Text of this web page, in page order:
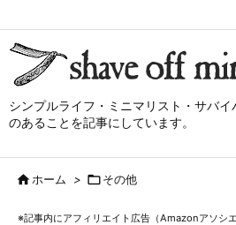
シンプルライフ・ミニマリスト・サバ
のあることを記事にしています。
ホーム > その他
※記事内にアフィリエイト広告（Amazonアソシ